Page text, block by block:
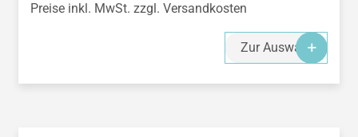
Preise inkl. MwSt. zzgl. Versandkosten
Zur Auswahl